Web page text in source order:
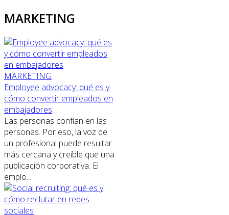
MARKETING
MARKETING
Employee advocacy: qué es y
cómo convertir empleados en
embajadores
Las personas confían en las
personas. Por eso, la voz de
un profesional puede resultar
más cercana y creíble que una
publicación corporativa. El
emplo...